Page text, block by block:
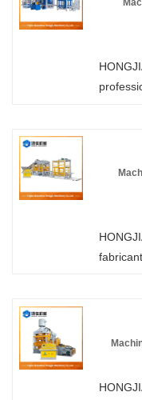
de
après-
de